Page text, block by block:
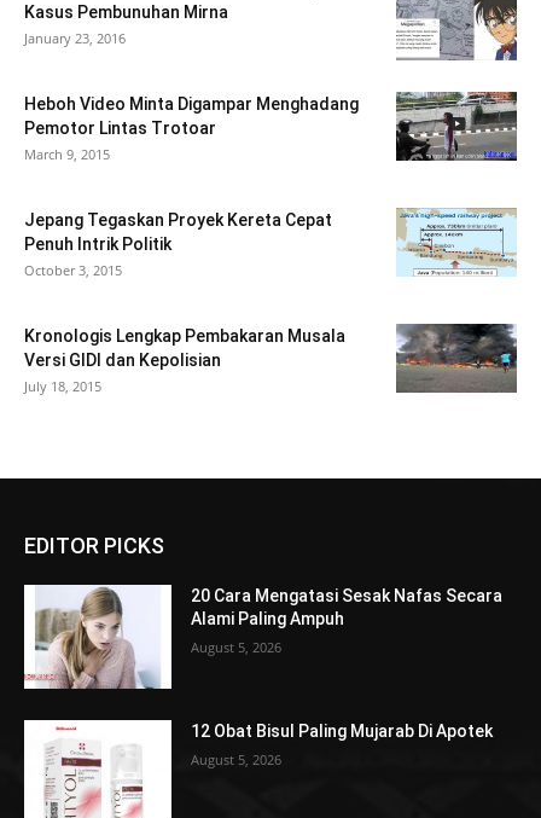
Kasus Pembunuhan Mirna
January 23, 2016
Heboh Video Minta Digampar Menghadang
Pemotor Lintas Trotoar
March 9, 2015
Jepang Tegaskan Proyek Kereta Cepat
Penuh Intrik Politik
October 3, 2015
Kronologis Lengkap Pembakaran Musala
Versi GIDI dan Kepolisian
July 18, 2015
EDITOR PICKS
20 Cara Mengatasi Sesak Nafas Secara
Alami Paling Ampuh
August 5, 2026
12 Obat Bisul Paling Mujarab Di Apotek
August 5, 2026